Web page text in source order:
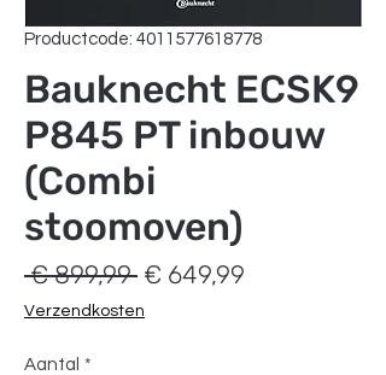
Productcode: 4011577618778
Bauknecht ECSK9
P845 PT inbouw
(Combi
stoomoven)
€ 899,99 Normale
prijs
€ 649,99
Verzendkosten
Aantal *